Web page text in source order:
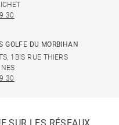
30
GOLFE DU MORBIHAN
1BIS RUE THIERS
30